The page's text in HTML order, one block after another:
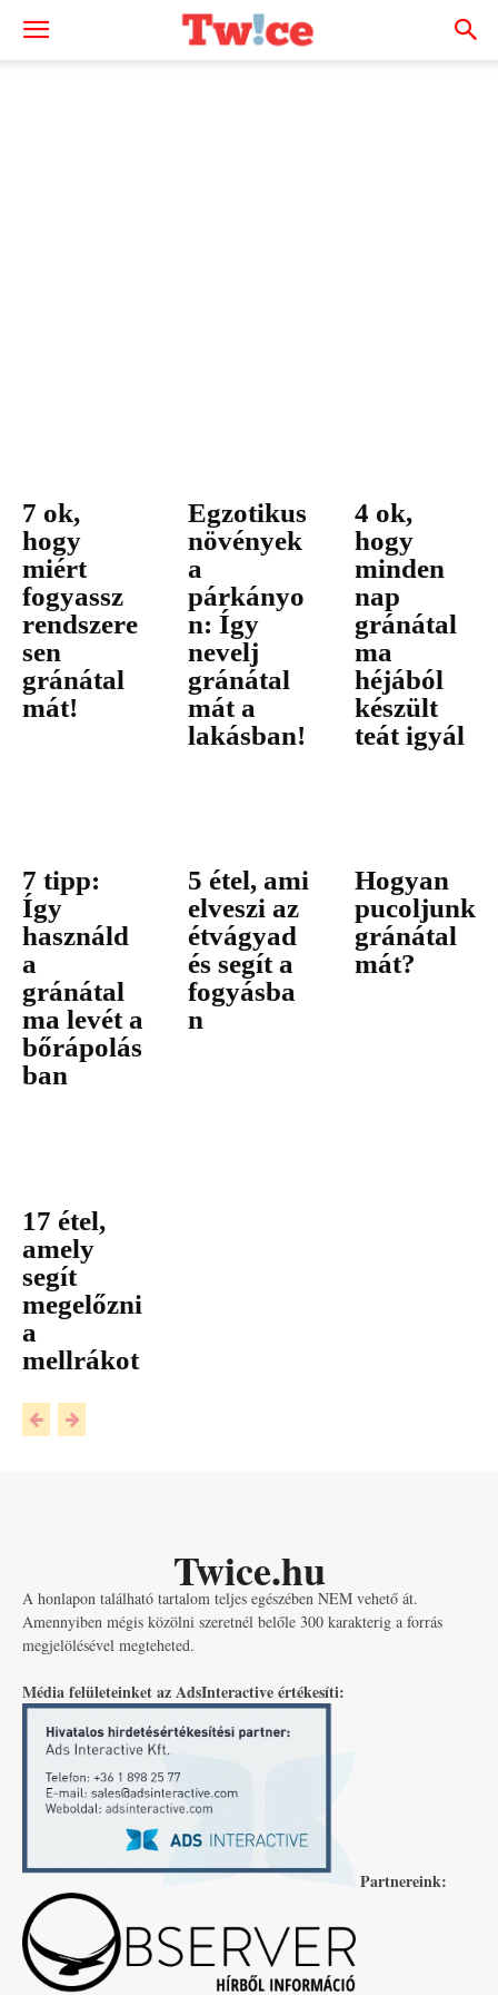
7 ok,
hogy
miért
fogyassz
rendszere
sen
gránátal
mát!
Egzotikus
növények
a
párkányo
n: Így
nevelj
gránátal
mát a
lakásban!
4 ok,
hogy
minden
nap
gránátal
ma
héjából
készült
teát igyál
7 tipp:
Így
használd
a
gránátal
ma levét a
bőrápolás
ban
5 étel, ami
elveszi az
étvágyad
és segít a
fogyásba
n
Hogyan
pucoljunk
gránátal
mát?
17 étel,
amely
segít
megelőzni
a
mellrákot
Twice.hu
A honlapon található tartalom teljes egészében NEM vehető át.
Amennyiben mégis közölni szeretnél belőle 300 karakterig a forrás
megjelölésével megteheted.
Média felületeinket az AdsInteractive értékesíti:
Partnereink: